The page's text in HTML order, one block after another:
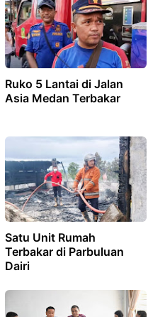
Ruko 5 Lantai di Jalan
Asia Medan Terbakar
Satu Unit Rumah
Terbakar di Parbuluan
Dairi